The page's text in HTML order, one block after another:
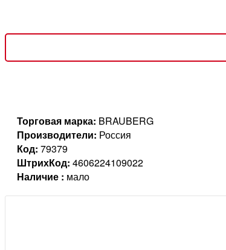
Торговая марка: BRAUBERG
Производители: Россия
Код: 79379
ШтрихКод: 4606224109022
Наличие : мало